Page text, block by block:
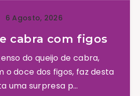
6 Agosto, 2026
cabra com figos
do queijo de cabra,
o doce dos figos, faz desta
uma surpresa p...